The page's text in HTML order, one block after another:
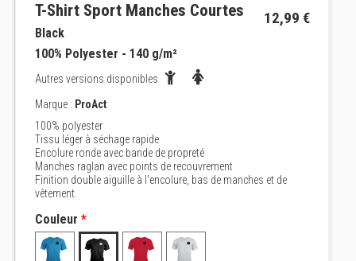
T-Shirt Sport Manches Courtes 12,99 €
Black
100% Polyester - 140 g/m²
Autres versions disponibles
Marque : ProAct
100% polyester
Tissu léger à séchage rapide
Encolure ronde avec bande de propreté
Manches raglan avec points de recouvrement
Finition double aiguille à l'encolure, bas de manches et de
vêtement.
Couleur *